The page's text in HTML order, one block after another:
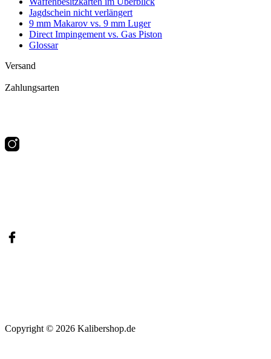
Jagdschein nicht verlängert
9 mm Makarov vs. 9 mm Luger
Direct Impingement vs. Gas Piston
Glossar
Versand
Zahlungsarten
Copyright © 2026 Kalibershop.de